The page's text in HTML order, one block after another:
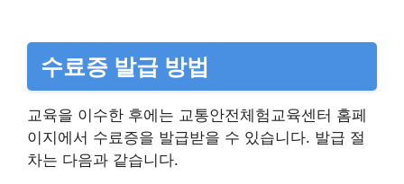
수료증 발급 방법
교육을 이수한 후에는 교통안전체험교육센터 홈페
이지에서 수료증을 발급받을 수 있습니다. 발급 절
차는 다음과 같습니다.